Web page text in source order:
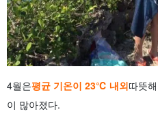
4월은평균 기온이 23℃ 내외따뜻
이 많아졌다.